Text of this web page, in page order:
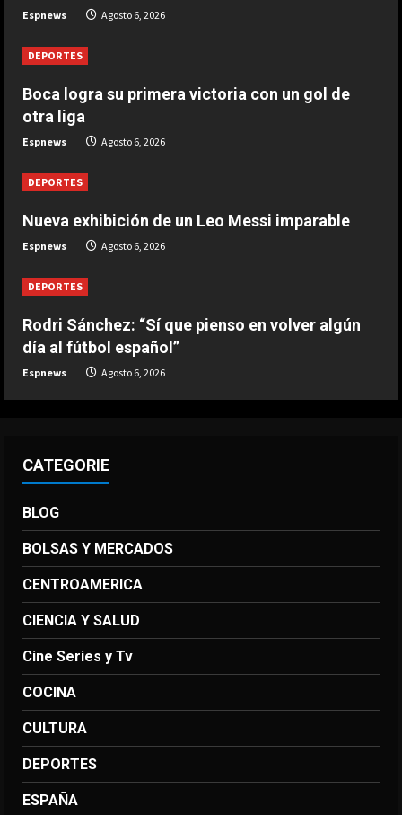
DEPORTES
volver algún día al fútbol español”
DEPORTES
Nueva exhibición de un Leo Messi
DEPORTES
La FIFA reitera su apoyo a Infantino
pero reconoce que “se cometieron
Espnews Agosto 6, 2026
DEPORTES
Boca logra su primera victoria con un gol de
otra liga
Espnews Agosto 6, 2026
DEPORTES
Nueva exhibición de un Leo Messi imparable
Espnews Agosto 6, 2026
DEPORTES
Rodri Sánchez: “Sí que pienso en volver algún
día al fútbol español”
Espnews Agosto 6, 2026
CATEGORIE
BLOG
BOLSAS Y MERCADOS
CENTROAMERICA
CIENCIA Y SALUD
Cine Series y Tv
COCINA
CULTURA
DEPORTES
ESPAÑA